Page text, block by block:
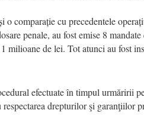
o comparație cu precedentele
penale, au fost emise 8
milioane de lei. Tot atunci au fost
efectuate în timpul urmăririi
drepturilor şi garanţiilor